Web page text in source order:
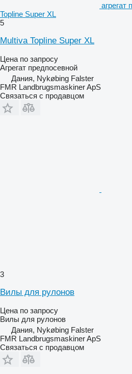
агрегат
Topline Super XL
5
Multiva Topline Super XL
Цена по запросу
Агрегат предпосевной
Дания, Nykøbing Falster
FMR Landbrugsmaskiner ApS
Связаться с продавцом
3
Вилы для рулонов
Цена по запросу
Вилы для рулонов
Дания, Nykøbing Falster
FMR Landbrugsmaskiner ApS
Связаться с продавцом